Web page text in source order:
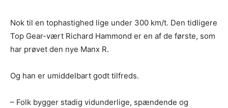
Nok til en tophastighed lige under 300 km/t. Den tidligere
Top Gear-vært Richard Hammond er en af de første, som
har prøvet den nye Manx R.
Og han er umiddelbart godt tilfreds.
– Folk bygger stadig vidunderlige, spændende og